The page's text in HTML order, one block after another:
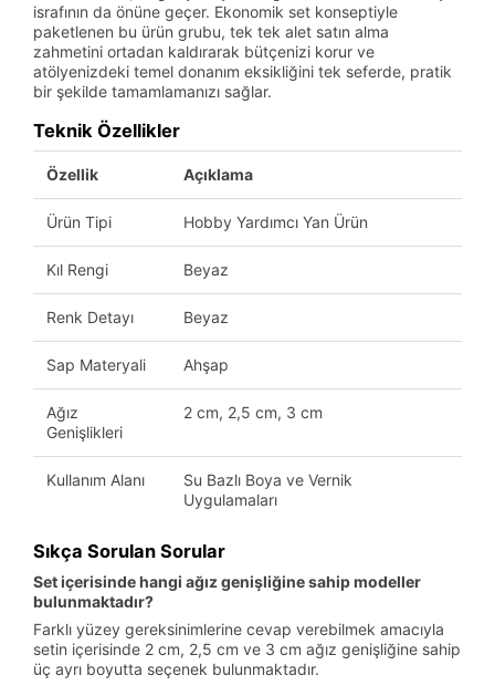
israfının da önüne geçer. Ekonomik set konseptiyle
paketlenen bu ürün grubu, tek tek alet satın alma
zahmetini ortadan kaldırarak bütçenizi korur ve
atölyenizdeki temel donanım eksikliğini tek seferde, pratik
bir şekilde tamamlamanızı sağlar.
Teknik Özellikler
Özellik Açıklama
Ürün Tipi Hobby Yardımcı Yan Ürün
Kıl Rengi Beyaz
Renk Detayı Beyaz
Sap Materyali Ahşap
Ağız
Genişlikleri
2 cm, 2,5 cm, 3 cm
Kullanım Alanı
Su Bazlı Boya ve Vernik
Uygulamaları
Sıkça Sorulan Sorular
Set içerisinde hangi ağız genişliğine sahip modeller
bulunmaktadır?
Farklı yüzey gereksinimlerine cevap verebilmek amacıyla
setin içerisinde 2 cm, 2,5 cm ve 3 cm ağız genişliğine sahip
üç ayrı boyutta seçenek bulunmaktadır.